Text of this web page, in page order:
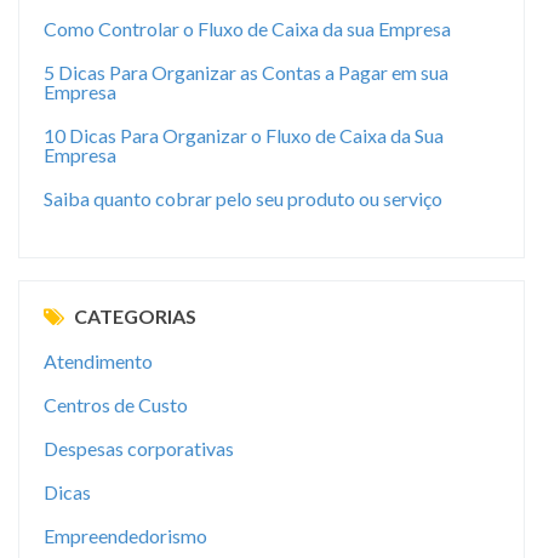
Como Controlar o Fluxo de Caixa da sua Empresa
5 Dicas Para Organizar as Contas a Pagar em sua
Empresa
10 Dicas Para Organizar o Fluxo de Caixa da Sua
Empresa
Saiba quanto cobrar pelo seu produto ou serviço
CATEGORIAS
Atendimento
Centros de Custo
Despesas corporativas
Dicas
Empreendedorismo